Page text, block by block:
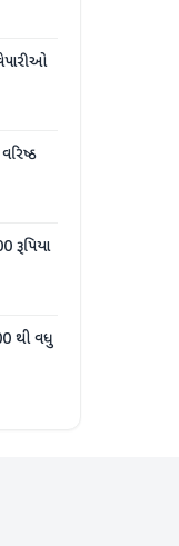
રૂપિયા
થી વધુ